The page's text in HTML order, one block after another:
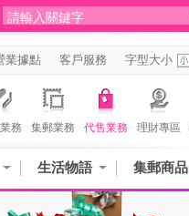
業據點 客戶服務 字型大小
務 集郵業務 代售業務 理財專區
生活物語 集郵商品